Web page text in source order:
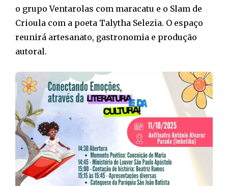
o grupo Ventarolas com maracatu e o Slam de
Crioula com a poeta Talytha Selezia. O espaço
reunirá artesanato, gastronomia e produção
autoral.